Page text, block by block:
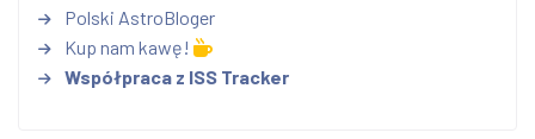
Polski AstroBloger
Kup nam kawę!
Współpraca z ISS Tracker